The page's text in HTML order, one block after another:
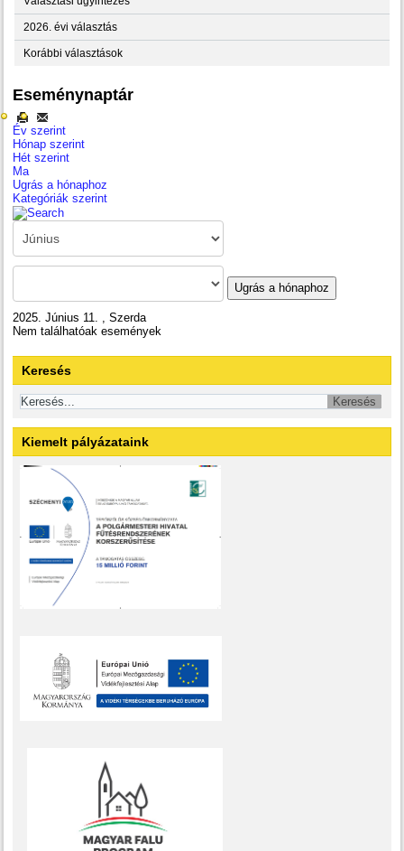
2026. évi választás
Korábbi választások
Eseménynaptár
Év szerint
Hónap szerint
Hét szerint
Ma
Ugrás a hónaphoz
Kategóriák szerint
Ugrás a hónaphoz
2025. Június 11. , Szerda
Nem találhatóak események
Keresés
Kiemelt pályázataink